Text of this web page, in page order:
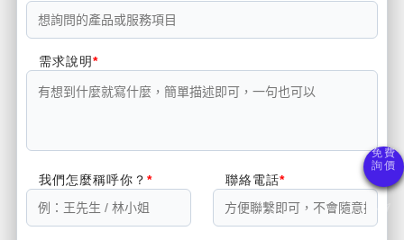
需求說明
我們怎麼稱呼你？ 聯絡電話